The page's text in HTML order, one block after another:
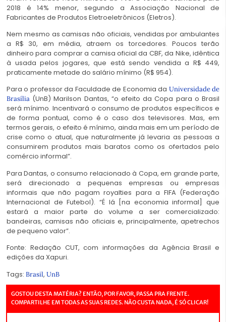
2018 é 14% menor, segundo a Associação Nacional de
Fabricantes de Produtos Eletroeletrônicos (Eletros).
Nem mesmo as camisas não oficiais, vendidas por ambulantes
a R$ 30, em média, atraem os torcedores. Poucos terão
dinheiro para comprar a camisa oficial da CBF, da Nike, idêntica
à usada pelos jogares, que está sendo vendida a R$ 449,
praticamente metade do salário mínimo (R$ 954).
Para o professor da Faculdade de Economia da Universidade de
Brasília (UnB) Marilson Dantas, “o efeito da Copa para o Brasil
será mínimo. Incentivará o consumo de produtos específicos e
de forma pontual, como é o caso dos televisores. Mas, em
termos gerais, o efeito é mínimo, ainda mais em um período de
crise como o atual, que naturalmente já levaria as pessoas a
consumirem produtos mais baratos como os ofertados pelo
comércio informal”.
Para Dantas, o consumo relacionado à Copa, em grande parte,
será direcionado a pequenas empresas ou empresas
informais que não pagam royalties para a FIFA (Federação
Internacional de Futebol). “É lá [na economia informal] que
estará a maior parte do volume a ser comercializado:
bandeiras, camisas não oficiais e, principalmente, apetrechos
de pequeno valor”.
Fonte: Redação CUT, com informações da Agência Brasil e
edições da Xapuri.
Tags: Brasil, UnB
GOSTOU DESTA MATÉRIA? ENTÃO, POR FAVOR, PASSA PRA FRENTE.
COMPARTILHE EM TODAS AS SUAS REDES. NÃO CUSTA NADA, É SÓ CLICAR!